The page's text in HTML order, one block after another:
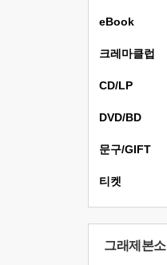
eBook
크레마클럽
CD/LP
DVD/BD
문구/GIFT
티켓
그래제본소